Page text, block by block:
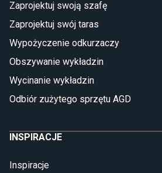
Płytki Cersanit
Płytki wielkoformatowe
Glazura
Płytki marmurowe
Zaprojektuj swoją szafę
Zaprojektuj swój taras
Wypożyczenie odkurzaczy
Obszywanie wykładzin
Wycinanie wykładzin
Odbiór zużytego sprzętu AGD
INSPIRACJE
Inspiracje